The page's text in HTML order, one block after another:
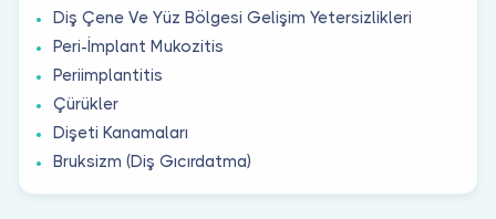
Diş Çene Ve Yüz Bölgesi Gelişim Yetersizlikleri
Peri-İmplant Mukozitis
Periimplantitis
Çürükler
Dişeti Kanamaları
Bruksizm (Diş Gıcırdatma)